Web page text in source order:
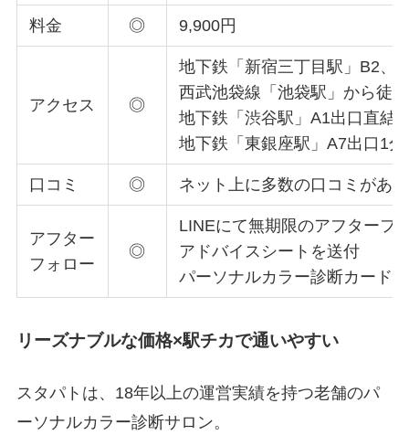
料金 ◎ 9,900円
アクセス ◎
地下鉄「新宿三丁目駅」B2、
西武池袋線「池袋駅」から徒
地下鉄「渋谷駅」A1出口直結
地下鉄「東銀座駅」A7出口1分
口コミ ◎ ネット上に多数の口コミがあり
アフター
フォロー
◎
LINEにて無期限のアフターフ
アドバイスシートを送付
パーソナルカラー診断カード
リーズナブルな価格×駅チカで通いやすい
スタパトは、18年以上の運営実績を持つ老舗のパ
ーソナルカラー診断サロン。